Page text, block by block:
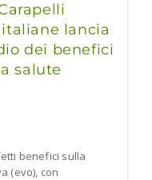
lancia
dei benefici
salute
benefici sulla
(evo), con